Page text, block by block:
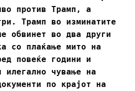
против Трамп, а
Трамп во изминатите
обвинет во два други
со плаќање мито на
повеќе години и
илегално чување на
по крајот на